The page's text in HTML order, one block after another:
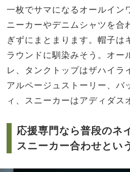
一枚でサマになるオールイン
ニーカーやデニムシャツを合
ぎずにまとまります。帽子は
ラウンドに馴染みそう。オー
レ、タンクトップはザハイラ
アルページュストーリー、バ
ィ、スニーカーはアディダス
応援専門なら普段のネ
スニーカー合わせとい